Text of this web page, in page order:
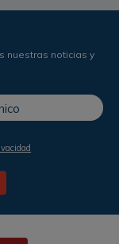
nuestras noticias y